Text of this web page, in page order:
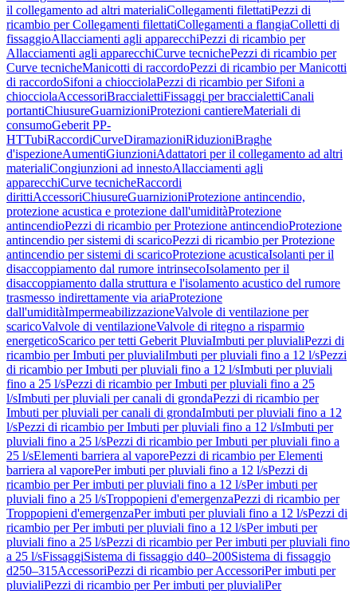
il collegamento ad altri materialiCollegamenti filettatiPezzi di
ricambio per Collegamenti filettatiCollegamenti a flangiaColletti di
fissaggioAllacciamenti agli apparecchiPezzi di ricambio per
Allacciamenti agli apparecchiCurve tecnichePezzi di ricambio per
Curve tecnicheManicotti di raccordoPezzi di ricambio per Manicotti
di raccordoSifoni a chiocciolaPezzi di ricambio per Sifoni a
chiocciolaAccessoriBraccialettiFissaggi per braccialettiCanali
portantiChiusureGuarnizioniProtezioni cantiereMateriali di
consumoGeberit PP-
HTTubiRaccordiCurveDiramazioniRiduzioniBraghe
d'ispezioneAumentiGiunzioniAdattatori per il collegamento ad altri
materialiCongiunzioni ad innestoAllacciamenti agli
apparecchiCurve tecnicheRaccordi
dirittiAccessoriChiusureGuarnizioniProtezione antincendio,
protezione acustica e protezione dall'umiditàProtezione
antincendioPezzi di ricambio per Protezione antincendioProtezione
antincendio per sistemi di scaricoPezzi di ricambio per Protezione
antincendio per sistemi di scaricoProtezione acusticaIsolanti per il
disaccoppiamento dal rumore intrinsecoIsolamento per il
disaccoppiamento dalla struttura e l'isolamento acustico del rumore
trasmesso indirettamente via ariaProtezione
dall'umiditàImpermeabilizzazioneValvole di ventilazione per
scaricoValvole di ventilazioneValvole di ritegno a risparmio
energeticoScarico per tetti Geberit PluviaImbuti per pluvialiPezzi di
ricambio per Imbuti per pluvialiImbuti per pluviali fino a 12 l/sPezzi
di ricambio per Imbuti per pluviali fino a 12 l/sImbuti per pluviali
fino a 25 l/sPezzi di ricambio per Imbuti per pluviali fino a 25
l/sImbuti per pluviali per canali di grondaPezzi di ricambio per
Imbuti per pluviali per canali di grondaImbuti per pluviali fino a 12
l/sPezzi di ricambio per Imbuti per pluviali fino a 12 l/sImbuti per
pluviali fino a 25 l/sPezzi di ricambio per Imbuti per pluviali fino a
25 l/sElementi barriera al vaporePezzi di ricambio per Elementi
barriera al vaporePer imbuti per pluviali fino a 12 l/sPezzi di
ricambio per Per imbuti per pluviali fino a 12 l/sPer imbuti per
pluviali fino a 25 l/sTroppopieni d'emergenzaPezzi di ricambio per
Troppopieni d'emergenzaPer imbuti per pluviali fino a 12 l/sPezzi di
ricambio per Per imbuti per pluviali fino a 12 l/sPer imbuti per
pluviali fino a 25 l/sPezzi di ricambio per Per imbuti per pluviali fino
a 25 l/sFissaggiSistema di fissaggio d40–200Sistema di fissaggio
d250–315AccessoriPezzi di ricambio per AccessoriPer imbuti per
pluvialiPezzi di ricambio per Per imbuti per pluvialiPer